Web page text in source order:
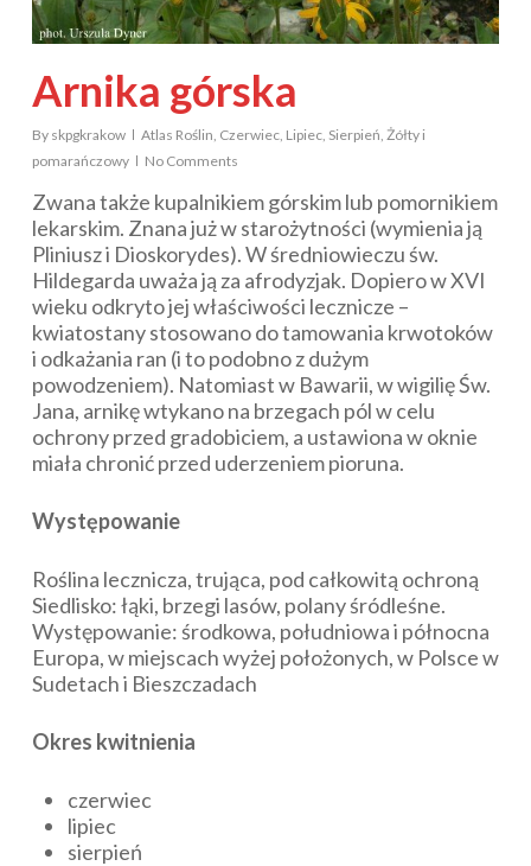
Arnika górska
By skpgkrakow Atlas Roślin Czerwiec, Lipiec, Sierpień Żółty i
pomarańczowy
No Comments
Zwana także kupalnikiem górskim lub pomornikiem
lekarskim. Znana już w starożytności (wymienia ją
Pliniusz i Dioskorydes). W średniowieczu św.
Hildegarda uważa ją za afrodyzjak. Dopiero w XVI
wieku odkryto jej właściwości lecznicze –
kwiatostany stosowano do tamowania krwotoków
i odkażania ran (i to podobno z dużym
powodzeniem). Natomiast w Bawarii, w wigilię Św.
Jana, arnikę wtykano na brzegach pól w celu
ochrony przed gradobiciem, a ustawiona w oknie
miała chronić przed uderzeniem pioruna.
Występowanie
Roślina lecznicza, trująca, pod całkowitą ochroną
Siedlisko: łąki, brzegi lasów, polany śródleśne.
Występowanie: środkowa, południowa i północna
Europa, w miejscach wyżej położonych, w Polsce w
Sudetach i Bieszczadach
Okres kwitnienia
czerwiec
lipiec
sierpień